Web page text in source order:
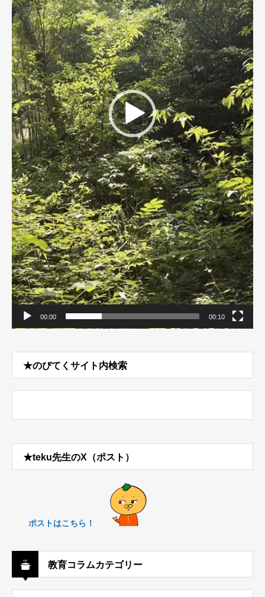
00:00 00:10
★のびてくサイト内検索
★teku先生のX（ポスト）
ポストはこちら！
教育コラムカテゴリー